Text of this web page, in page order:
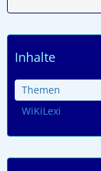
Inhalte
Themen
WiKiLexi